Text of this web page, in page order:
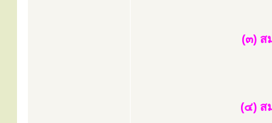
(๓) ส
(๔) ส